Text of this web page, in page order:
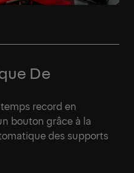
De
record en
bouton grâce à la
des supports